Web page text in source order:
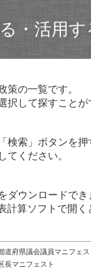
・活用す
策の一覧です。
して探すことが
索」ボタンを押
てください。
ウンロードでき
算ソフトで開
道府県議会議員マニフェス
長マニフェスト